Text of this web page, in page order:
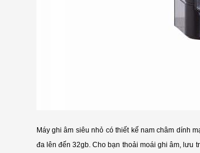
Máy ghi âm siêu nhỏ có thiết kế nam châm dính
đa lên đến 32gb. Cho bạn thoải moái ghi âm, lưu